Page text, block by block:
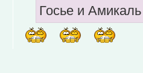
Госье и